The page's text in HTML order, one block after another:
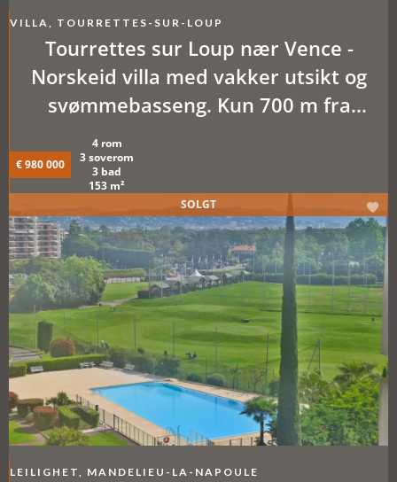
VILLA, TOURRETTES-SUR-LOUP
Tourrettes sur Loup nær Vence -
Norskeid villa med vakker utsikt og
svømmebasseng. Kun 700 m fra
€ 980 000
4 rom
3 soverom
3 bad
153 m²
LEILIGHET, MANDELIEU-LA-NAPOULE
SOLGT